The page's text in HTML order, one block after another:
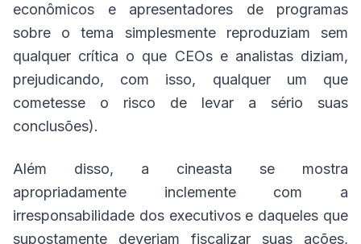
econômicos e apresentadores de programas
sobre o tema simplesmente reproduziam sem
qualquer crítica o que CEOs e analistas diziam,
prejudicando, com isso, qualquer um que
cometesse o risco de levar a sério suas
conclusões).
Além disso, a cineasta se mostra
apropriadamente inclemente com a
irresponsabilidade dos executivos e daqueles que
supostamente deveriam fiscalizar suas ações,